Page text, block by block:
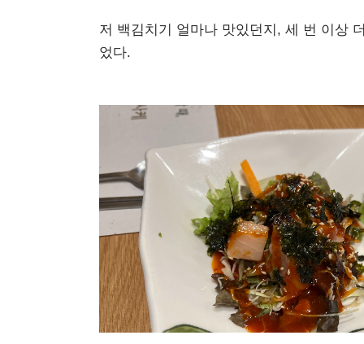
저 백김치기 얼마나 맛있던지, 세 번 이상
었다.